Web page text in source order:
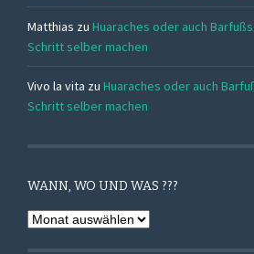
Matthias zu Huaraches oder auch
Schritt selber machen
Vivo la vita zu Huaraches oder auch
Schritt selber machen
WANN, WO UND WAS ???
Wann,